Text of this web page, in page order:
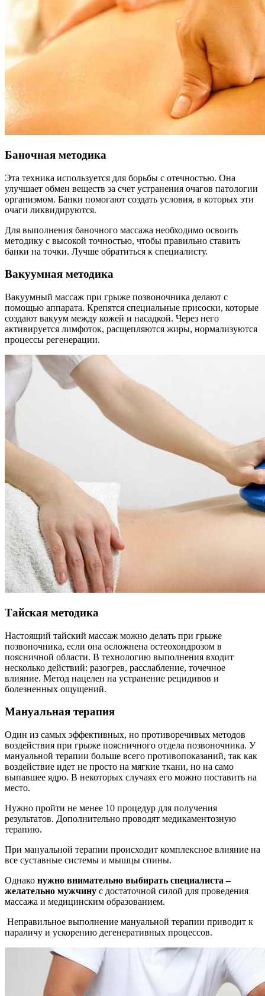
Баночная методика
Эта техника используется для борьбы с отечностью. Она
улучшает обмен веществ за счет устранения очагов патологии
организмом. Банки помогают создать условия, в которых эти
очаги ликвидируются.
Для выполнения баночного массажа необходимо освоить
методику с высокой точностью, чтобы правильно ставить
банки на точки. Лучше обратиться к специалисту.
Вакуумная методика
Вакуумный массаж при грыже позвоночника делают с
помощью аппарата. Крепятся специальные присоски, которые
создают вакуум между кожей и насадкой. Через него
активируется лимфоток, расщепляются жиры, нормализуются
процессы регенерации.
Тайская методика
Настоящий тайский массаж можно делать при грыже
позвоночника, если она осложнена остеохондрозом в
поясничной области. В технологию выполнения входит
несколько действий: разогрев, расслабление, точечное
влияние. Метод нацелен на устранение рецидивов и
болезненных ощущений.
Мануальная терапия
Один из самых эффективных, но противоречивых методов
воздействия при грыже поясничного отдела позвоночника. У
мануальной терапии больше всего противопоказаний, так как
воздействие идет не просто на мягкие ткани, но на само
выпавшее ядро. В некоторых случаях его можно поставить на
место.
Нужно пройти не менее 10 процедур для получения
результатов. Дополнительно проводят медикаментозную
терапию.
При мануальной терапии происходит комплексное влияние на
все суставные системы и мышцы спины.
Однако нужно внимательно выбирать специалиста –
желательно мужчину с достаточной силой для проведения
массажа и медицинским образованием.
Неправильное выполнение мануальной терапии приводит к
параличу и ускорению дегенеративных процессов.